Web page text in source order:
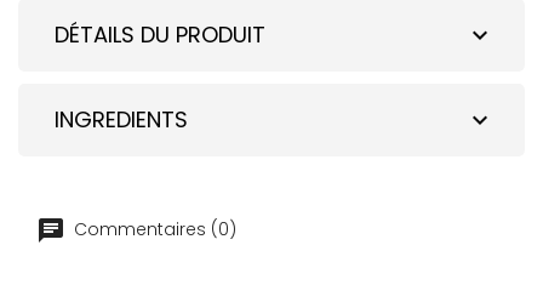
expand_more
DÉTAILS DU PRODUIT
expand_more
INGREDIENTS
Commentaires (0)